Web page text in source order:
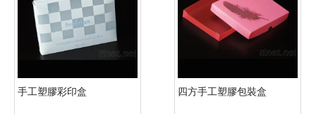
手工塑膠彩印盒 四方手工塑膠包裝盒